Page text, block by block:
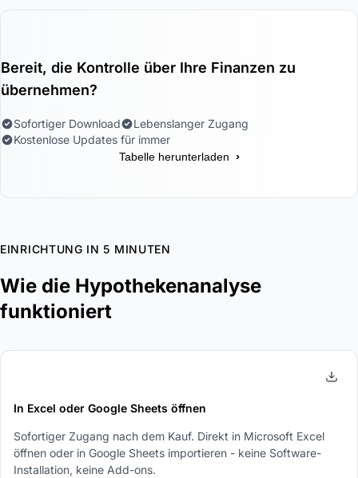
Bereit, die Kontrolle über Ihre Finanzen zu
übernehmen?
Sofortiger Download
Lebenslanger Zugang
Kostenlose Updates für immer
Tabelle herunterladen ›
EINRICHTUNG IN 5 MINUTEN
Wie die Hypothekenanalyse
funktioniert
In Excel oder Google Sheets öffnen
Sofortiger Zugang nach dem Kauf. Direkt in Microsoft Excel
öffnen oder in Google Sheets importieren - keine Software-
Installation, keine Add-ons.